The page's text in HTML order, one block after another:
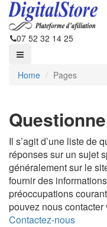
07 52 32 14 25
Home Pages
Questionne
Il s’agit d’une liste de
réponses sur un sujet
généralement sur le
fournir des
préoccupations
pouvez nous
Contactez-nous